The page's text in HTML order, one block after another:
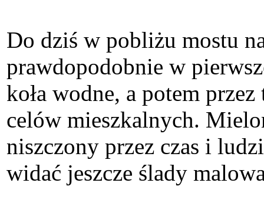
Do dziś w pobliżu mostu
prawdopodobnie w
koła wodne, a potem
celów mieszkalnych.
niszczony przez czas i
widać jeszcze ślady